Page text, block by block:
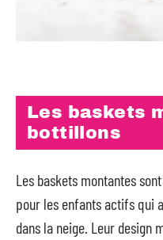
Les baskets
bottillons
Les baskets montantes
pour les enfants actifs qui
dans la neige. Leur design